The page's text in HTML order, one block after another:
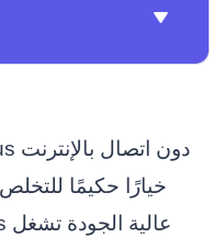
خيارًا حكيمًا